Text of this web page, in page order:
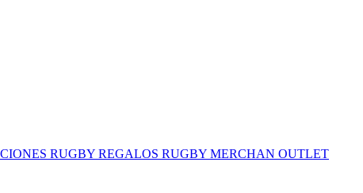
RUGBY REGALOS RUGBY MERCHAN OUTLET